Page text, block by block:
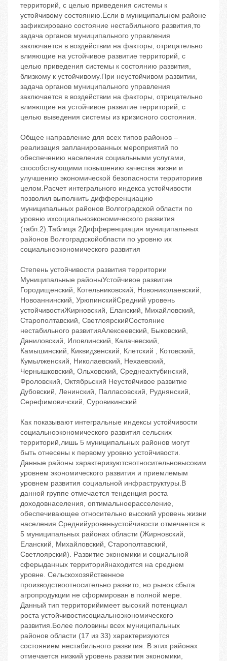
территорий, с целью приведения системы к
устойчивому состоянию.Если в муниципальном районе
зафиксировано состояние нестабильного развития,то
задача органов муниципального управления
заключается в воздействии на факторы, отрицательно
влияющие на устойчивое развитие территорий, с
целью приведения системы к состоянию развития,
близкому к устойчивому.При неустойчивом развитии,
задача органов муниципального управления
заключается в воздействии на факторы, отрицательно
влияющие на устойчивое развитие территорий, с
целью выведения системы из кризисного состояния.
Общее направление для всех типов районов –
реализация запланированных мероприятий по
обеспечению населения социальными услугами,
способствующими повышению качества жизни и
улучшению экономической безопасности территориив
целом.Расчет интегрального индекса устойчивости
позволил выполнить дифференциацию
муниципальных районов Волгоградской области по
уровню ихсоциальноэкономического развития
(табл.2).Таблица 2Дифференциация муниципальных
районов Волгоградскойобласти по уровню их
социальноэкономического развития
Степень устойчивости развития территории
Муниципальные районыУстойчивое развитие
Городищенский, Котельниковский, Новониколаевский,
Новоаннинский, УрюпинскийСредний уровень
устойчивостиЖирновский, Еланский, Михайловский,
Старополтавский, СветлоярскийСостояние
нестабильного развитияАлексеевский, Быковский,
Даниловский, Иловлинский, Калачевский,
Камышинский, Киквидзенский, Клетский , Котовский,
Кумылженский, Николаевский, Нехаевский,
Чернышковский, Ольховский, Среднеахтубинский,
Фроловский, Октябрьский Неустойчивое развитие
Дубовский, Ленинский, Палласовский, Руднянский,
Серефимовичский, Суровикинский
Как показывают интегральные индексы устойчивости
социальноэкономического развития сельских
территорий,лишь 5 муниципальных районов могут
быть отнесены к первому уровню устойчивости.
Данные районы характеризуютсяотносительновысоким
уровнем экономического развития и приемлемым
уровнем развития социальной инфраструктуры.В
данной группе отмечается тенденция роста
доходовнаселения, оптимальноерасселение,
обеспечивающее относительно высокий уровень жизни
населения.Среднийуровеньустойчивости отмечается в
5 муниципальных районах области (Жирновский,
Еланский, Михайловский, Старополтавский,
Светлоярский). Развитие экономики и социальной
сферыданных территорийнаходится на среднем
уровне. Сельскохозяйственное
производствоотносительно развито, но рынок сбыта
агропродукции не сформирован в полной мере.
Данный тип территорийимеет высокий потенциал
роста устойчивостисоциальноэкономического
развития.Более половины всех муниципальных
районов области (17 из 33) характеризуются
состоянием нестабильного развития. В этих районах
отмечается низкий уровень развития экономики,